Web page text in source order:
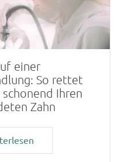
einer
So rettet
Ihren
Zahn